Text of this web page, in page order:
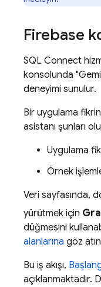
Firebase
SQL Connect
konsolunda
deneyimi sunulur.
Bir uygulama
asistanı şunları
Uygulama
Örnek
Veri sayfasında,
yürütmek için
düğmesini
alanlarına göz
Bu iş akışı,
açıklanmaktadır.